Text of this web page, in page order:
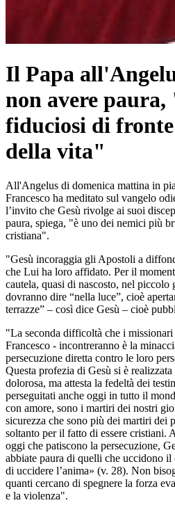
Il Papa
non avere
fiduciosi di
della vita"
All'Angelus di domenica mattina in
Francesco ha meditato sul vangelo
l’invito che Gesù rivolge ai suoi
paura, spiega, "è uno dei nemici più
cristiana".
"Gesù incoraggia gli Apostoli a
che Lui ha loro affidato. Per il
cautela, quasi di nascosto, nel
dovranno dire “nella luce”, cioè
terrazze” – così dice Gesù – cioè
"La seconda difficoltà che i
Francesco - incontreranno è la
persecuzione diretta contro le loro
Questa profezia di Gesù si è
dolorosa, ma attesta la fedeltà dei
perseguitati anche oggi in tutto il
con amore, sono i martiri dei nostri
sicurezza che sono più dei martiri dei
soltanto per il fatto di essere cristiani.
oggi che patiscono la persecuzione,
abbiate paura di quelli che uccidono
di uccidere l’anima» (v. 28). Non
quanti cercano di spegnere la forza
e la violenza".